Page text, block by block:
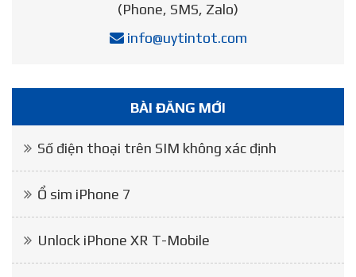
(Phone, SMS, Zalo)
info@uytintot.com
BÀI ĐĂNG MỚI
Số điện thoại trên SIM không xác định
Ổ sim iPhone 7
Unlock iPhone XR T-Mobile